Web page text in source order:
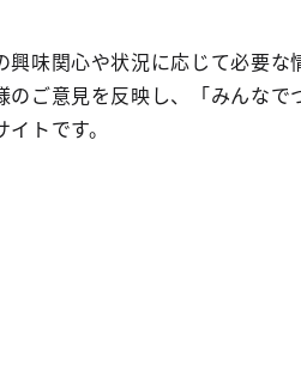
興味関心や状況に応じて必要な
のご意見を反映し、「みんなで
トです。